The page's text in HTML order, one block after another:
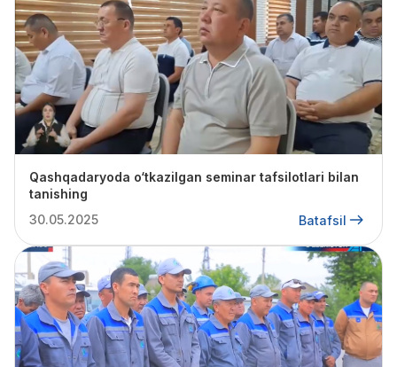
Qashqadaryoda o‘tkazilgan seminar tafsilotlari bilan
tanishing
30.05.2025
Batafsil